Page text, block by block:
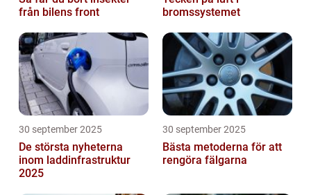
från bilens front
bromssystemet
30 september 2025
De största nyheterna
inom laddinfrastruktur
2025
30 september 2025
Bästa metoderna för att
rengöra fälgarna